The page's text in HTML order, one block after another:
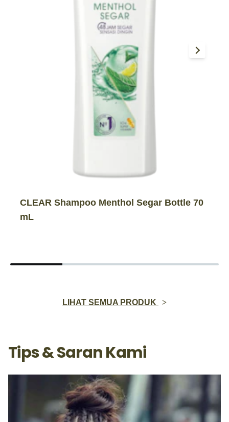
CLEAR Shampoo Menthol Segar Bottle 70
mL
LIHAT SEMUA PRODUK
Tips & Saran Kami